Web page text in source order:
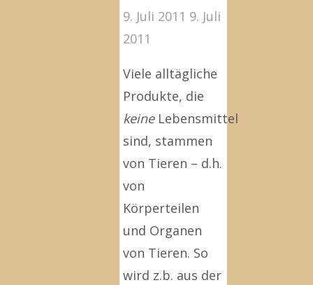
9. Juli 2011 9. Juli
2011
Viele alltägliche
Produkte, die
keineLebensmittel
sind, stammen
von Tieren – d.h.
von
Körperteilen
und Organen
von Tieren. So
wird z.b. aus der